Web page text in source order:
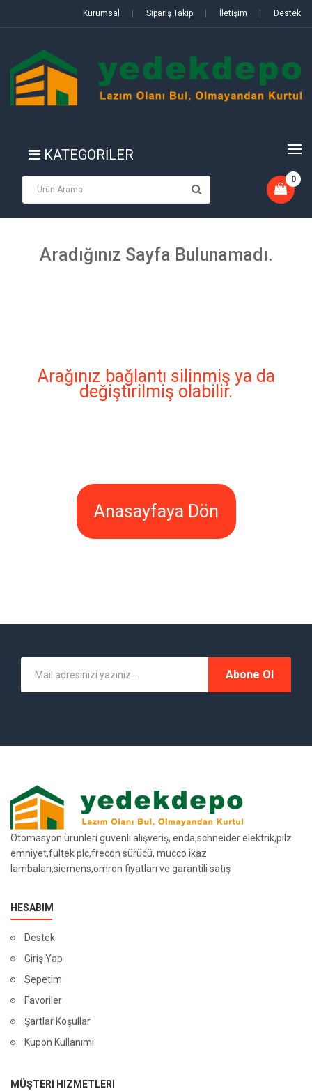
Kurumsal Sipariş Takip İletişim Destek
KATEGORİLER
0
Aradığınız Sayfa Bulunamadı.
Arağınız bağlantı silinmiş ya da
değiştirilmiş olabilir.
Anasayfaya Dön
Abone Ol
Otomasyon ürünleri güvenli alışveriş, enda,schneider elektrik,pilz
emniyet,fultek plc,frecon sürücü, mucco ikaz
lambaları,siemens,omron fiyatları ve garantili satış
HESABIM
Destek
Giriş Yap
Sepetim
Favoriler
Şartlar Koşullar
Kupon Kullanımı
MÜŞTERI HIZMETLERI